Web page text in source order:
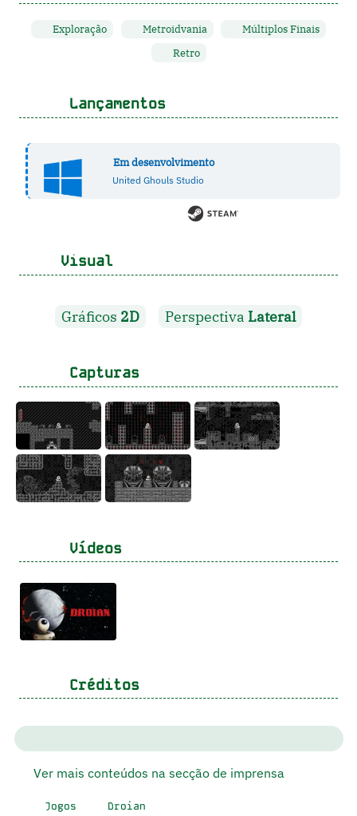
Exploração Metroidvania
Múltiplos Finais
Retro
Lançamentos
Em desenvolvimento
United Ghouls Studio
Visual
Gráficos 2D Perspectiva Lateral
Capturas
Vídeos
Créditos
Ver mais conteúdos na secção de imprensa
Jogos Droian